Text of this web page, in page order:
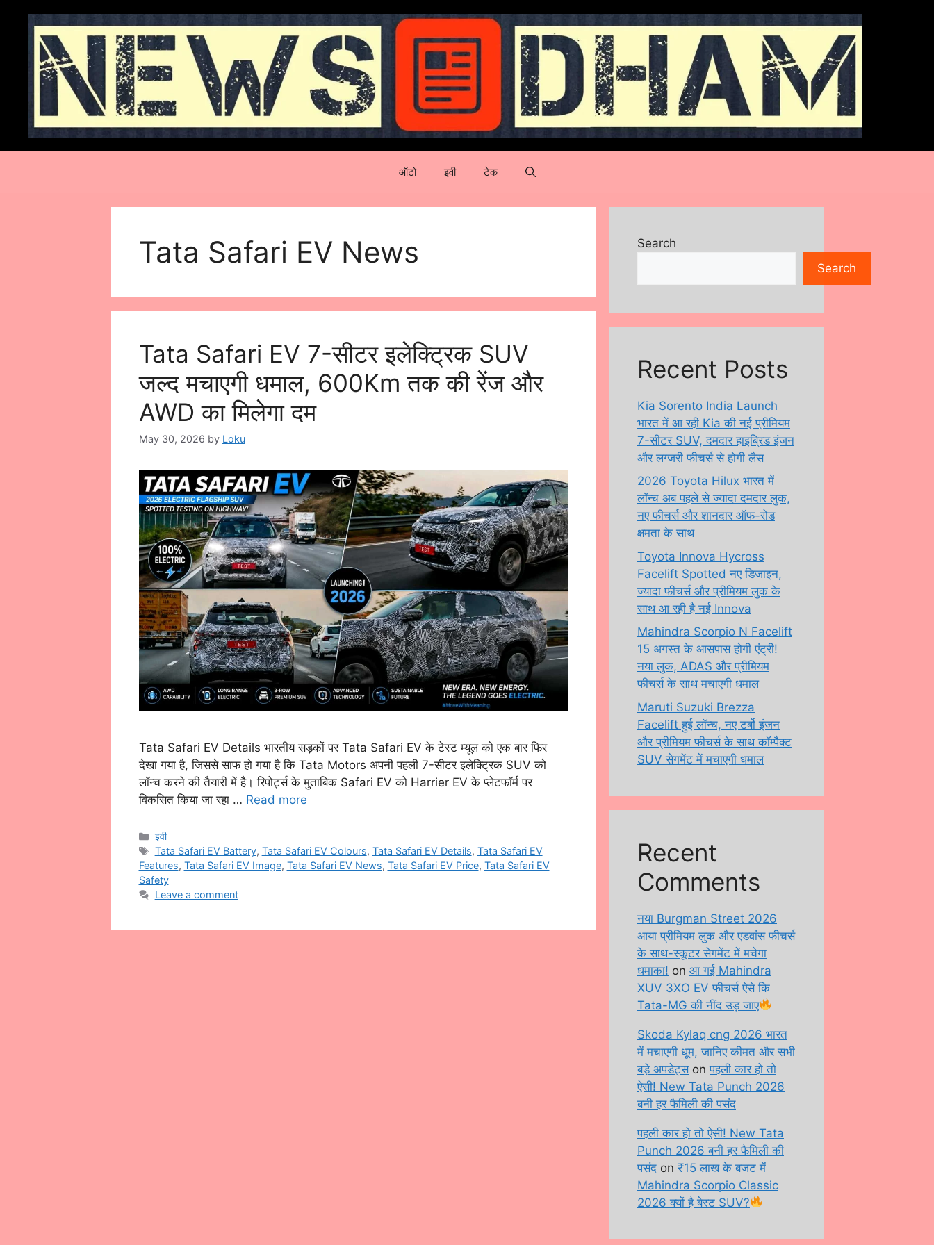
content
ऑटो इवी टेक
Tata Safari EV News
Tata Safari EV 7-सीटर इलेक्ट्रिक SUV
जल्द मचाएगी धमाल, 600Km तक की रेंज और
AWD का मिलेगा दम
May 30, 2026 by Loku
Tata Safari EV Details भारतीय सड़कों पर Tata Safari EV के टेस्ट म्यूल को एक बार फिर
देखा गया है, जिससे साफ हो गया है कि Tata Motors अपनी पहली 7-सीटर इलेक्ट्रिक SUV को
लॉन्च करने की तैयारी में है। रिपोर्ट्स के मुताबिक Safari EV को Harrier EV के प्लेटफॉर्म पर
विकसित किया जा रहा … Read more
Categories
इवी
Tags
Tata Safari EV Battery, Tata Safari EV Colours, Tata Safari EV Details, Tata Safari EV
Features, Tata Safari EV Image, Tata Safari EV News, Tata Safari EV Price, Tata Safari EV
Safety
Leave a comment
Search
Search
Recent Posts
Kia Sorento India Launch
भारत में आ रही Kia की नई प्रीमियम
7-सीटर SUV, दमदार हाइब्रिड इंजन
और लग्जरी फीचर्स से होगी लैस
2026 Toyota Hilux भारत में
लॉन्च अब पहले से ज्यादा दमदार लुक,
नए फीचर्स और शानदार ऑफ-रोड
क्षमता के साथ
Toyota Innova Hycross
Facelift Spotted नए डिजाइन,
ज्यादा फीचर्स और प्रीमियम लुक के
साथ आ रही है नई Innova
Mahindra Scorpio N Facelift
15 अगस्त के आसपास होगी एंट्री!
नया लुक, ADAS और प्रीमियम
फीचर्स के साथ मचाएगी धमाल
Maruti Suzuki Brezza
Facelift हुई लॉन्च, नए टर्बो इंजन
और प्रीमियम फीचर्स के साथ कॉम्पैक्ट
SUV सेगमेंट में मचाएगी धमाल
Recent
Comments
नया Burgman Street 2026
आया प्रीमियम लुक और एडवांस फीचर्स
के साथ-स्कूटर सेगमेंट में मचेगा
धमाका! on आ गई Mahindra
XUV 3XO EV फीचर्स ऐसे कि
Tata-MG की नींद उड़ जाए
Skoda Kylaq cng 2026 भारत
में मचाएगी धूम, जानिए कीमत और सभी
बड़े अपडेट्सonपहली कार हो तो
ऐसी! New Tata Punch 2026
बनी हर फैमिली की पसंद
पहली कार हो तो ऐसी! New Tata
Punch 2026 बनी हर फैमिली की
पसंद on ₹15 लाख के बजट में
Mahindra Scorpio Classic
2026 क्यों है बेस्ट SUV?